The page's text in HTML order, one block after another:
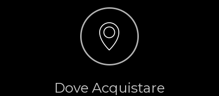
Dove Acquistare